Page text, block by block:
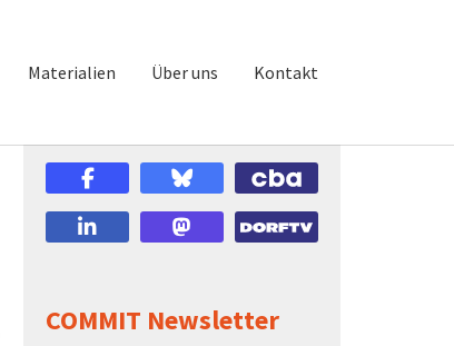
Materialien Über uns Kontakt
COMMIT Newsletter